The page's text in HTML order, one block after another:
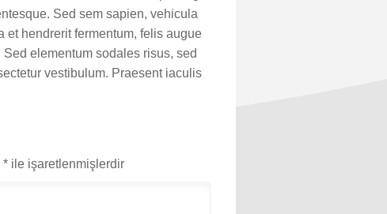
Sed sem sapien, vehicula
hendrerit fermentum, felis augue
elementum sodales risus, sed
vestibulum. Praesent iaculis
*ile işaretlenmişlerdir